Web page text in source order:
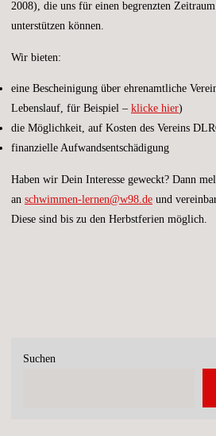
2008), die uns für einen begrenzten
unterstützen können.
Wir bieten:
eine Bescheinigung über ehrenamtliche
Lebenslauf, für Beispiel –klicke hier)
die Möglichkeit, auf Kosten des Vereins
finanzielle Aufwandsentschädigung
Haben wir Dein Interesse geweckt? Dann
anschwimmen-lernen@w98.de und
Diese sind bis zu den Herbstferien möglich.
Suchen